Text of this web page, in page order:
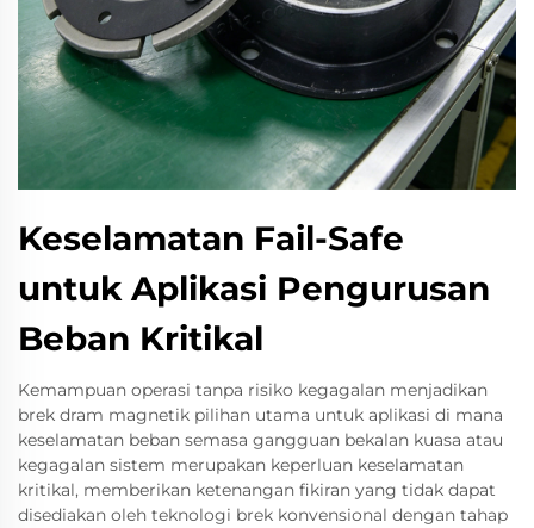
Keselamatan Fail-Safe
untuk Aplikasi Pengurusan
Beban Kritikal
Kemampuan operasi tanpa risiko kegagalan menjadikan
brek dram magnetik pilihan utama untuk aplikasi di mana
keselamatan beban semasa gangguan bekalan kuasa atau
kegagalan sistem merupakan keperluan keselamatan
kritikal, memberikan ketenangan fikiran yang tidak dapat
disediakan oleh teknologi brek konvensional dengan tahap